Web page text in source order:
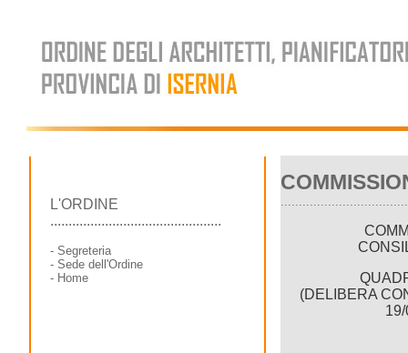
L'ORDINE
...............................................
- Segreteria
- Sede dell'Ordine
- Home
(DELIBERA